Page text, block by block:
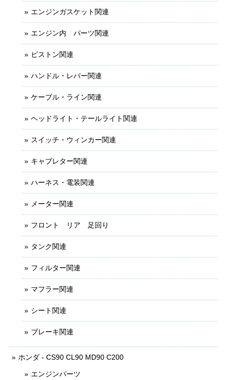
エンジンガスケット関連
エンジン内 パーツ関連
ピストン関連
ハンドル・レバー関連
ケーブル・ライン関連
ヘッドライト・テールライト関連
スイッチ・ウィンカー関連
キャブレター関連
ハーネス・電装関連
メーター関連
フロント リア 足回り
タンク関連
フィルター関連
マフラー関連
シート関連
ブレーキ関連
ホンダ - CS90 CL90 MD90 C200
エンジンパーツ